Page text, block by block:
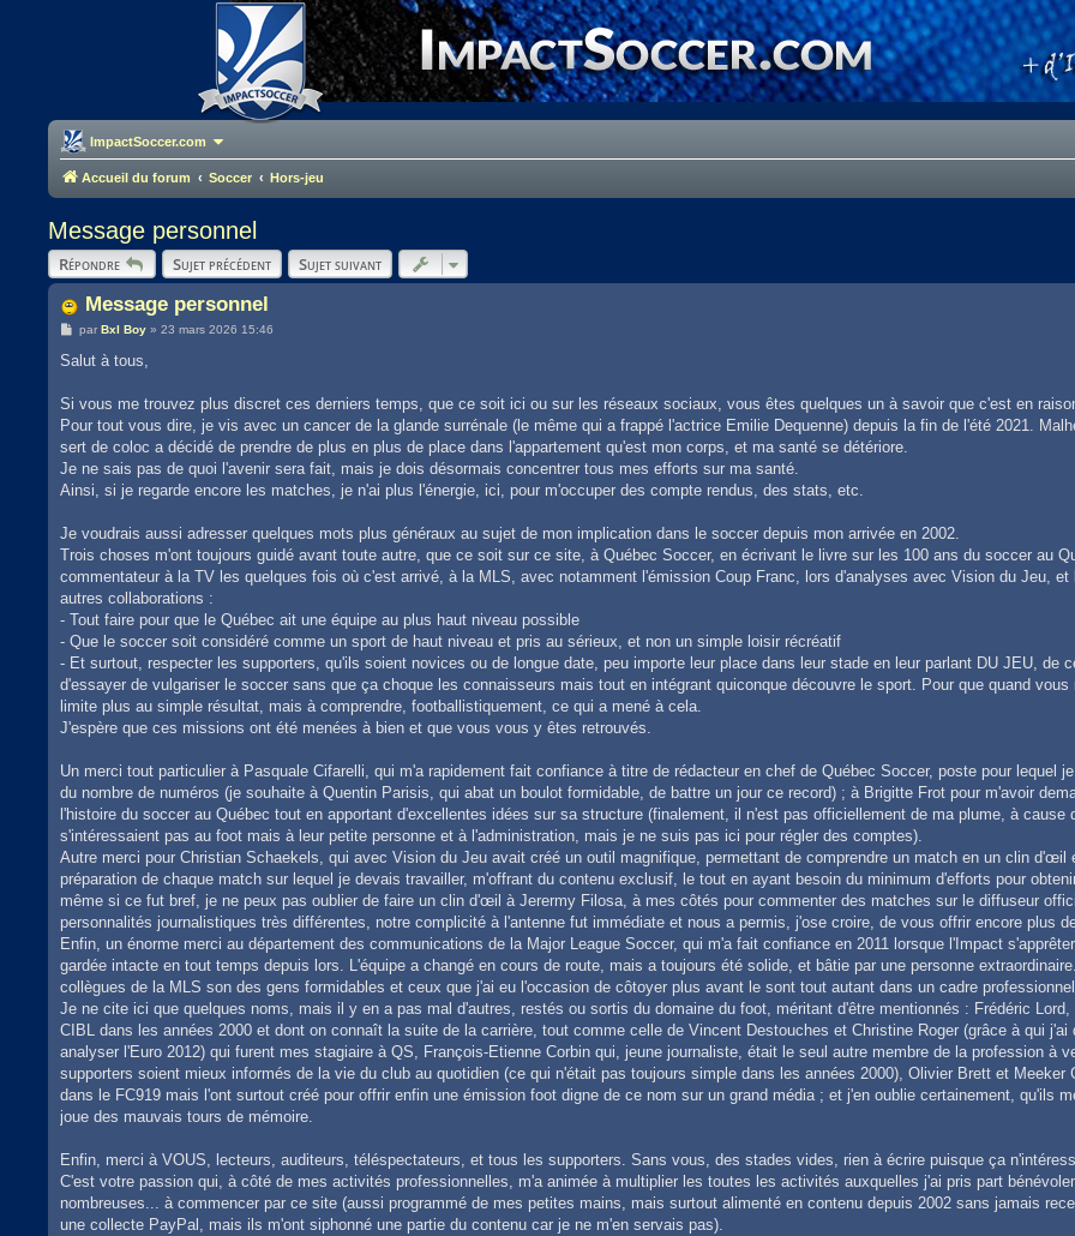
ImpactSoccer.com
Accueil du forum Soccer Hors-jeu
Message personnel
Répondre Sujet précédent Sujet suivant
Message personnel
M
s
g
parBxl Boy »23 mars 2026 15:46
Salut à tous,
Si vous me trouvez plus discret ces derniers temps, que ce soit ici ou sur les réseaux sociaux, vous êtes quelques un à savoir que c'est en
Pour tout vous dire, je vis avec un cancer de la glande surrénale (le même qui a frappé l'actrice Emilie Dequenne) depuis la fin de l'été 2021.
sert de coloc a décidé de prendre de plus en plus de place dans l'appartement qu'est mon corps, et ma santé se détériore.
Je ne sais pas de quoi l'avenir sera fait, mais je dois désormais concentrer tous mes efforts sur ma santé.
Ainsi, si je regarde encore les matches, je n'ai plus l'énergie, ici, pour m'occuper des compte rendus, des stats, etc.
Je voudrais aussi adresser quelques mots plus généraux au sujet de mon implication dans le soccer depuis mon arrivée en 2002.
Trois choses m'ont toujours guidé avant toute autre, que ce soit sur ce site, à Québec Soccer, en écrivant le livre sur les 100 ans du soccer au
commentateur à la TV les quelques fois où c'est arrivé, à la MLS, avec notamment l'émission Coup Franc, lors d'analyses avec Vision du Jeu, et
autres collaborations :
- Tout faire pour que le Québec ait une équipe au plus haut niveau possible
- Que le soccer soit considéré comme un sport de haut niveau et pris au sérieux, et non un simple loisir récréatif
- Et surtout, respecter les supporters, qu'ils soient novices ou de longue date, peu importe leur place dans leur stade en leur parlant DU JEU, de
d'essayer de vulgariser le soccer sans que ça choque les connaisseurs mais tout en intégrant quiconque découvre le sport. Pour que quand
limite plus au simple résultat, mais à comprendre, footballistiquement, ce qui a mené à cela.
J'espère que ces missions ont été menées à bien et que vous vous y êtes retrouvés.
Un merci tout particulier à Pasquale Cifarelli, qui m'a rapidement fait confiance à titre de rédacteur en chef de Québec Soccer, poste pour lequel
du nombre de numéros (je souhaite à Quentin Parisis, qui abat un boulot formidable, de battre un jour ce record) ; à Brigitte Frot pour m'avoir
l'histoire du soccer au Québec tout en apportant d'excellentes idées sur sa structure (finalement, il n'est pas officiellement de ma plume, à cause
s'intéressaient pas au foot mais à leur petite personne et à l'administration, mais je ne suis pas ici pour régler des comptes).
Autre merci pour Christian Schaekels, qui avec Vision du Jeu avait créé un outil magnifique, permettant de comprendre un match en un clin
préparation de chaque match sur lequel je devais travailler, m'offrant du contenu exclusif, le tout en ayant besoin du minimum d'efforts pour
même si ce fut bref, je ne peux pas oublier de faire un clin d'œil à Jerermy Filosa, à mes côtés pour commenter des matches sur le diffuseur
personnalités journalistiques très différentes, notre complicité à l'antenne fut immédiate et nous a permis, j'ose croire, de vous offrir encore plus
Enfin, un énorme merci au département des communications de la Major League Soccer, qui m'a fait confiance en 2011 lorsque l'Impact
gardée intacte en tout temps depuis lors. L'équipe a changé en cours de route, mais a toujours été solide, et bâtie par une personne
collègues de la MLS son des gens formidables et ceux que j'ai eu l'occasion de côtoyer plus avant le sont tout autant dans un cadre
Je ne cite ici que quelques noms, mais il y en a pas mal d'autres, restés ou sortis du domaine du foot, méritant d'être mentionnés : Frédéric
CIBL dans les années 2000 et dont on connaît la suite de la carrière, tout comme celle de Vincent Destouches et Christine Roger (grâce à qui j'ai
analyser l'Euro 2012) qui furent mes stagiaire à QS, François-Etienne Corbin qui, jeune journaliste, était le seul autre membre de la profession à
supporters soient mieux informés de la vie du club au quotidien (ce qui n'était pas toujours simple dans les années 2000), Olivier Brett et Meeker
dans le FC919 mais l'ont surtout créé pour offrir enfin une émission foot digne de ce nom sur un grand média ; et j'en oublie certainement, qu'ils
joue des mauvais tours de mémoire.
Enfin, merci à VOUS, lecteurs, auditeurs, téléspectateurs, et tous les supporters. Sans vous, des stades vides, rien à écrire puisque ça
C'est votre passion qui, à côté de mes activités professionnelles, m'a animée à multiplier les toutes les activités auxquelles j'ai pris part
nombreuses... à commencer par ce site (aussi programmé de mes petites mains, mais surtout alimenté en contenu depuis 2002 sans jamais
une collecte PayPal, mais ils m'ont siphonné une partie du contenu car je ne m'en servais pas).